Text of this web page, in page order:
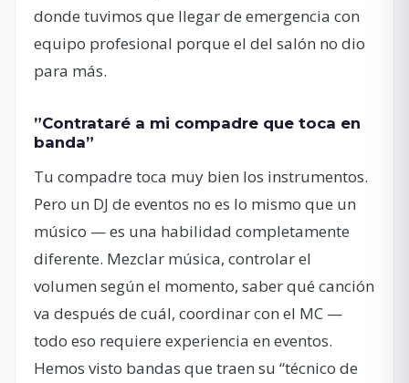
donde tuvimos que llegar de emergencia con
equipo profesional porque el del salón no dio
para más.
”Contrataré a mi compadre que toca en
banda”
Tu compadre toca muy bien los instrumentos.
Pero un DJ de eventos no es lo mismo que un
músico — es una habilidad completamente
diferente. Mezclar música, controlar el
volumen según el momento, saber qué canción
va después de cuál, coordinar con el MC —
todo eso requiere experiencia en eventos.
Hemos visto bandas que traen su “técnico de